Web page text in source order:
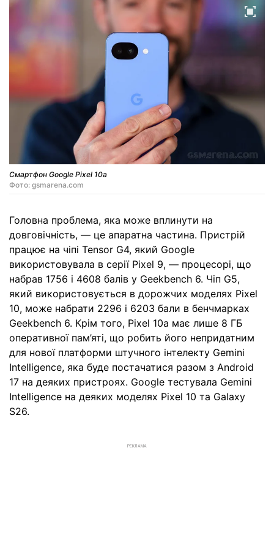
Смартфон Google Pixel 10a
Фото: gsmarena.com
Головна проблема, яка може вплинути на
довговічність, — це апаратна частина. Пристрій
працює на чіпі Tensor G4, який Google
використовувала в серії Pixel 9, — процесорі, що
набрав 1756 і 4608 балів у Geekbench 6. Чіп G5,
який використовується в дорожчих моделях Pixel
10, може набрати 2296 і 6203 бали в бенчмарках
Geekbench 6. Крім того, Pixel 10a має лише 8 ГБ
оперативної пам’яті, що робить його непридатним
для нової платформи штучного інтелекту Gemini
Intelligence, яка буде постачатися разом з Android
17 на деяких пристроях. Google тестувала Gemini
Intelligence на деяких моделях Pixel 10 та Galaxy
S26.
РЕКЛАМА